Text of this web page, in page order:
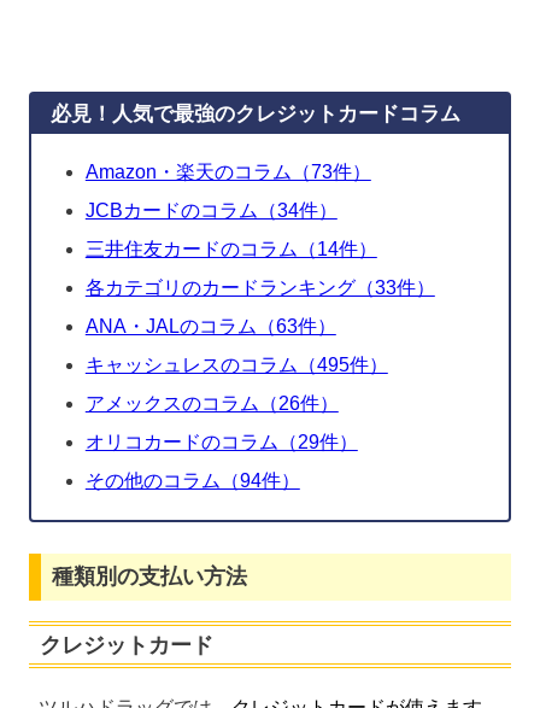
必見！人気で最強のクレジットカードコラム
Amazon・楽天のコラム（73件）
JCBカードのコラム（34件）
三井住友カードのコラム（14件）
各カテゴリのカードランキング（33件）
ANA・JALのコラム（63件）
キャッシュレスのコラム（495件）
アメックスのコラム（26件）
オリコカードのコラム（29件）
その他のコラム（94件）
種類別の支払い方法
クレジットカード